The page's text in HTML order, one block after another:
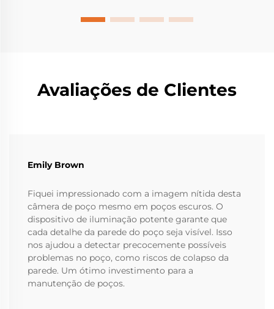
Avaliações de Clientes
Emily Brown
Fiquei impressionado com a imagem nítida desta
câmera de poço mesmo em poços escuros. O
dispositivo de iluminação potente garante que
cada detalhe da parede do poço seja visível. Isso
nos ajudou a detectar precocemente possíveis
problemas no poço, como riscos de colapso da
parede. Um ótimo investimento para a
manutenção de poços.